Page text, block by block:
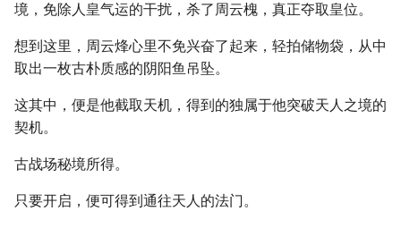
境，免除人皇气运的干扰，杀了周云槐，真正夺取皇位。
想到这里，周云烽心里不免兴奋了起来，轻拍储物袋，从中
取出一枚古朴质感的阴阳鱼吊坠。
这其中，便是他截取天机，得到的独属于他突破天人之境的
契机。
古战场秘境所得。
只要开启，便可得到通往天人的法门。